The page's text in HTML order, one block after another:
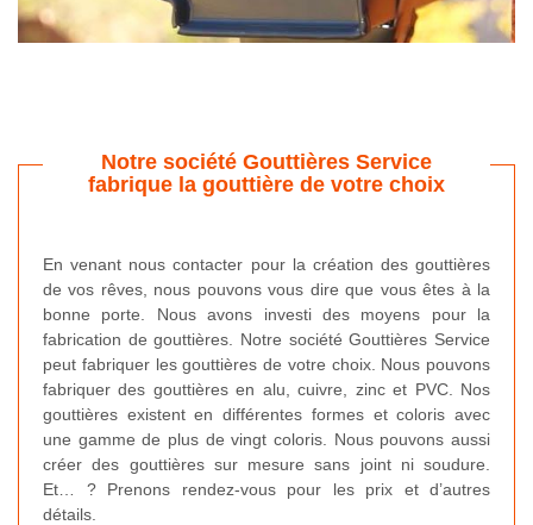
Notre société Gouttières Service
fabrique la gouttière de votre choix
En venant nous contacter pour la création des gouttières
de vos rêves, nous pouvons vous dire que vous êtes à la
bonne porte. Nous avons investi des moyens pour la
fabrication de gouttières. Notre société Gouttières Service
peut fabriquer les gouttières de votre choix. Nous pouvons
fabriquer des gouttières en alu, cuivre, zinc et PVC. Nos
gouttières existent en différentes formes et coloris avec
une gamme de plus de vingt coloris. Nous pouvons aussi
créer des gouttières sur mesure sans joint ni soudure.
Et… ? Prenons rendez-vous pour les prix et d’autres
détails.